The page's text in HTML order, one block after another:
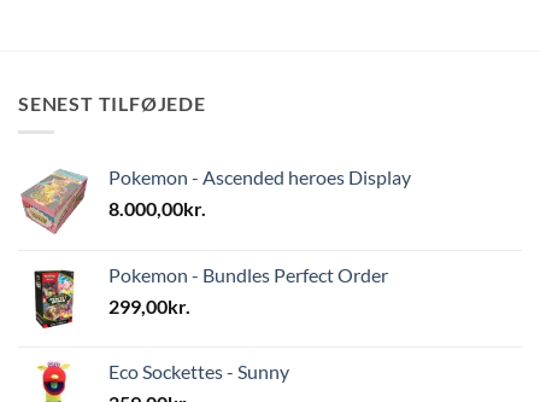
SENEST TILFØJEDE
Pokemon - Ascended heroes Display
8.000,00kr.
Pokemon - Bundles Perfect Order
299,00kr.
Eco Sockettes - Sunny